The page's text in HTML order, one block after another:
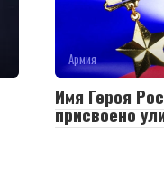
Армия
Имя Героя
присвоено